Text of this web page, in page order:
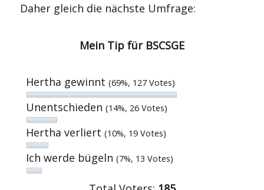
Daher gleich die nächste Umfrage:
Mein Tip für BSCSGE
Hertha gewinnt(69%, 127 Votes)
Unentschieden(14%, 26 Votes)
Hertha verliert(10%, 19 Votes)
Ich werde bügeln(7%, 13 Votes)